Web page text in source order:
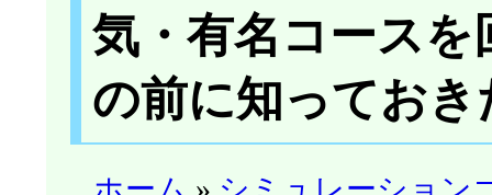
気・有名コース
の前に知ってお